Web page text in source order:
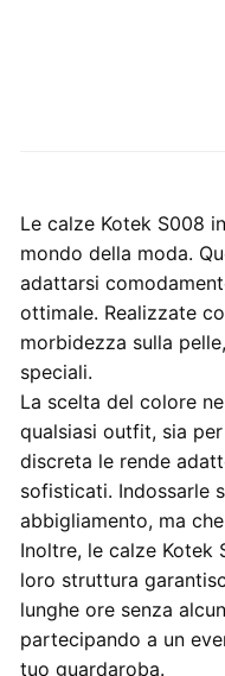
Le calze Kotek S008
mondo della moda.
adattarsi
ottimale. Realizzate
morbidezza sulla
speciali.
La scelta del colore
qualsiasi outfit, sia
discreta le rende
sofisticati. Indossarle
abbigliamento, ma
Inoltre, le calze
loro struttura
lunghe ore senza
partecipando a un
tuo guardaroba.